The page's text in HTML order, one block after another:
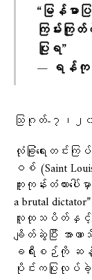
“မြန်မ
ကြမ်းက
ပြုရ”
— ရန်ကု
သြဂုတ်-၇၊၂၀
လုံခြုံရေးတင်း
ဝစ် (Saint
ကူးကုန်းတံတားပေါ်
a brutal
လူထုသပိတ်နှင့်
ချိတ်ဆွဲပြီး အာဏ
ခရီးစဉ်ကို ဆ
ပိုင်းကပြုလုပ်